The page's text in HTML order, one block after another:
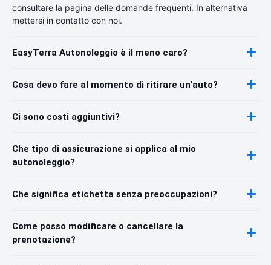
consultare la pagina delle domande frequenti. In alternativa
mettersi in contatto con noi.
EasyTerra Autonoleggio è il meno caro?
Cosa devo fare al momento di ritirare un'auto?
Ci sono costi aggiuntivi?
Che tipo di assicurazione si applica al mio
autonoleggio?
Che significa etichetta senza preoccupazioni?
Come posso modificare o cancellare la
prenotazione?